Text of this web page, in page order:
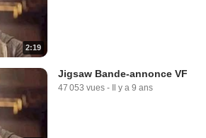
2:19
Jigsaw Bande-annonce VF
47 053 vues - Il y a 9 ans